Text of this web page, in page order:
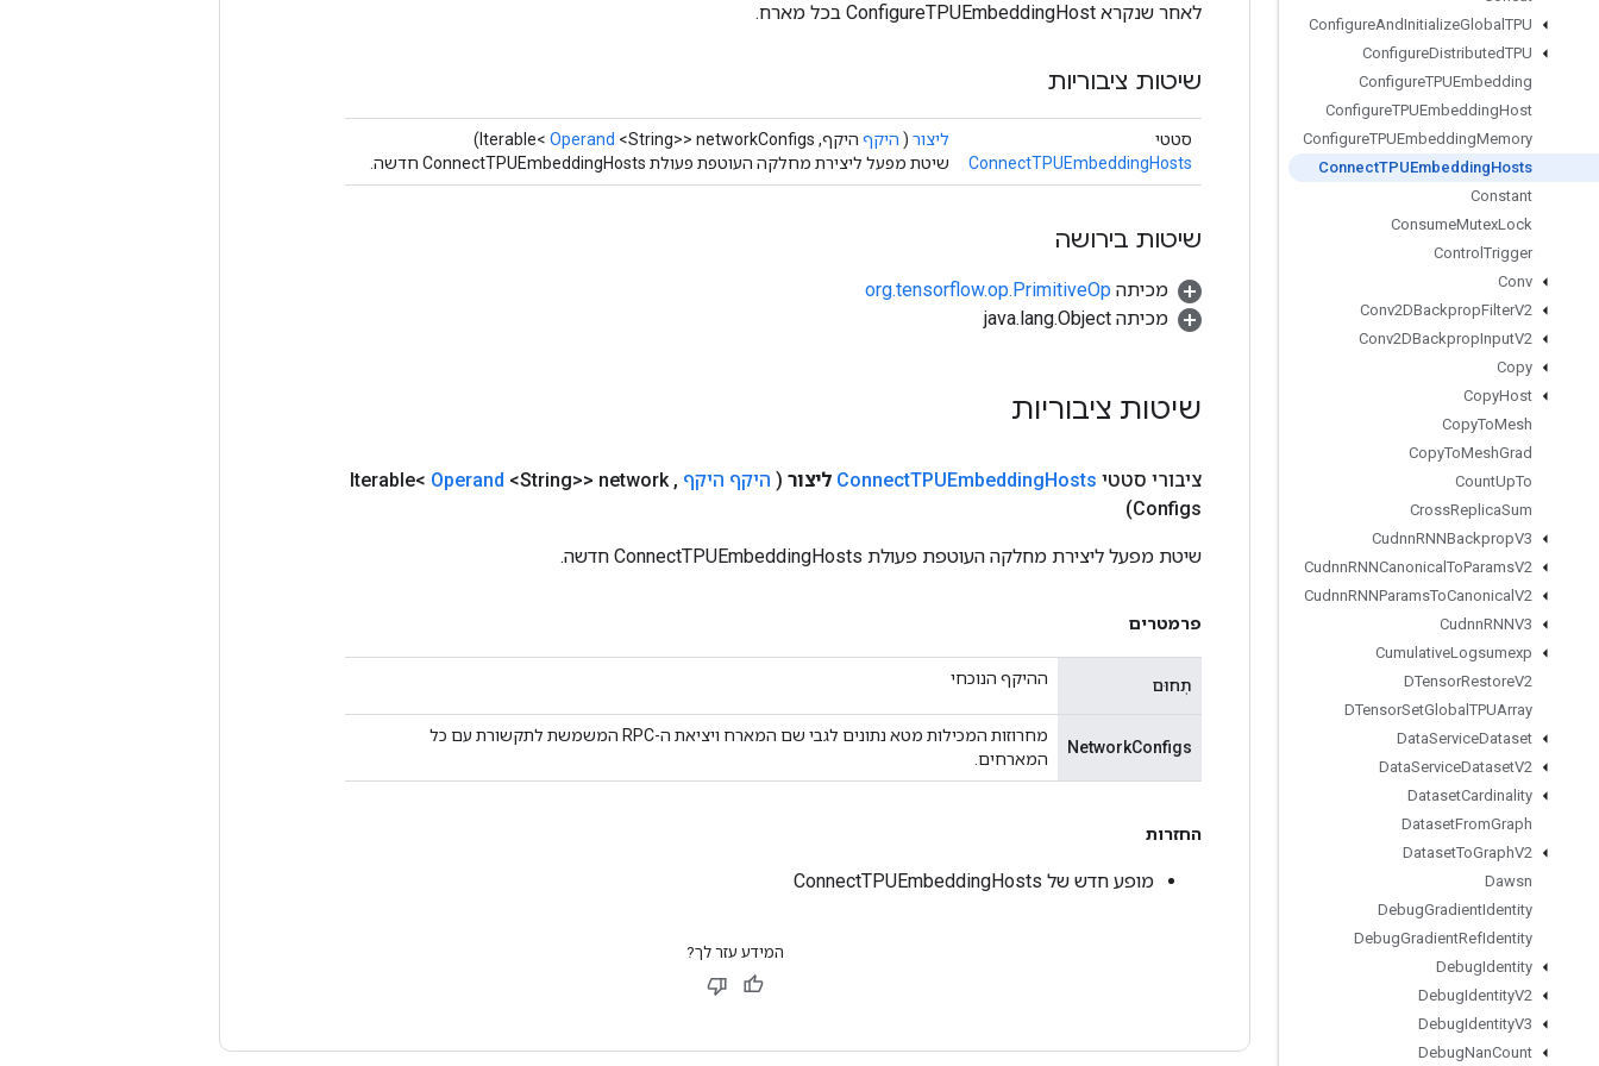
ConfigureAndInitializeGlobal TPU
ConfigureDistributedTPU
ConfigureTPUEmbedding
ConfigureTPUEmbeddingHost
ConfigureTPUEmbeddingMemory
ConnectTPUEmbeddingHosts
Constant
ConsumeMutexLock
Control Trigger
Conv
Conv2DBackpropFilterV2
Conv2DBackpropInputV2
Copy
CopyHost
CopyToMesh
CopyToMeshGrad
CountUpTo
CrossReplicaSum
CudnnRNNBackpropV3
CudnnRNNCanonical ToParamsV2
CudnnRNNParamsToCanonical V2
CudnnRNNV3
CumulativeLogsumexp
DTensorRestoreV2
DTensorSetGlobal TPUArray
DataServiceDataset
DataServiceDatasetV2
DatasetCardinality
DatasetFromGraph
DatasetToGraphV2
Dawsn
DebugGradientIdentity
DebugGradientRefIdentity
DebugIdentity
DebugIdentityV2
DebugIdentityV3
DebugNanCount
לאחר שנקרא ConfigureTPUEmbeddingHost בכל מארח.
שיטות ציבוריות
סטטי
ConnectTPUEmbeddingHosts
ליצור ( היקף היקף, Iterable< Operand <String>> networkConfigs)
שיטת מפעל ליצירת מחלקה העוטפת פעולת ConnectTPUEmbeddingHosts חדשה.
שיטות בירושה
מכיתה org.tensorflow.op.PrimitiveOp
מכיתה java.lang.Object
שיטות ציבוריות
ציבורי סטטי ConnectTPUEmbeddingHosts ליצור ( היקף היקף ,
Iterable<
Operand <String>> network
Configs)
שיטת מפעל ליצירת מחלקה העוטפת פעולת ConnectTPUEmbeddingHosts חדשה.
פרמטרים
תְחוּם ההיקף הנוכחי
NetworkConfigs
מחרוזות המכילות מטא נתונים לגבי שם המארח ויציאת ה-RPC המשמשת לתקשורת עם כל
המארחים.
החזרות
מופע חדש של ConnectTPUEmbeddingHosts
המידע עזר לך?